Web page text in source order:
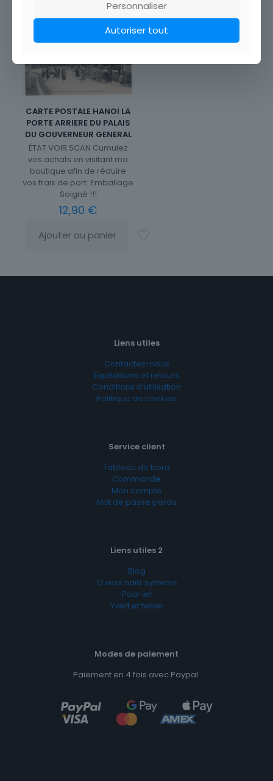
CARTE POSTALE HANOI LA
PORTE ARRIERE DU PALAIS
DU GOUVERNEUR GENERAL
ÉTAT VOIR SCAN Cumulez
vos achats en visitant ma
boutique afin de réduire
vos frais de port. Emballage
Soigné !!!
12,90 €
Ajouter au panier
Liens utiles
Contactez-nous
Expéditions et retours
Conditions d’utilisation
Politique de cookies
Service client
Tableau de bord
Commande
Mon compte
Mot de passe perdu
Liens utiles 2
Blog
O'xess nails systems
Pour iel
Yvert et tellier
Modes de paiement
Paiement en 4 fois avec Paypal.
Personnaliser
Autoriser tout